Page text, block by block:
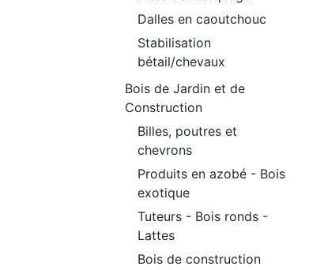
Dalles en caoutchouc
Stabilisation
bétail/chevaux
Bois de Jardin et de
Construction
Billes, poutres et
chevrons
Produits en azobé - Bois
exotique
Tuteurs - Bois ronds -
Lattes
Bois de construction